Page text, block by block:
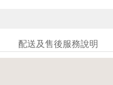
配送及售後服務說明